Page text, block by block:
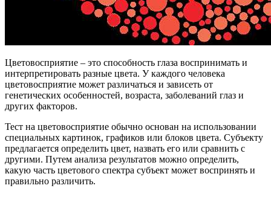
Цветовосприятие – это способность глаза воспринимать и
интерпретировать разные цвета. У каждого человека
цветовосприятие может различаться и зависеть от
генетических особенностей, возраста, заболеваний глаз и
других факторов.
Тест на цветовосприятие обычно основан на использовании
специальных картинок, графиков или блоков цвета. Субъекту
предлагается определить цвет, назвать его или сравнить с
другими. Путем анализа результатов можно определить,
какую часть цветового спектра субъект может воспринять и
правильно различить.